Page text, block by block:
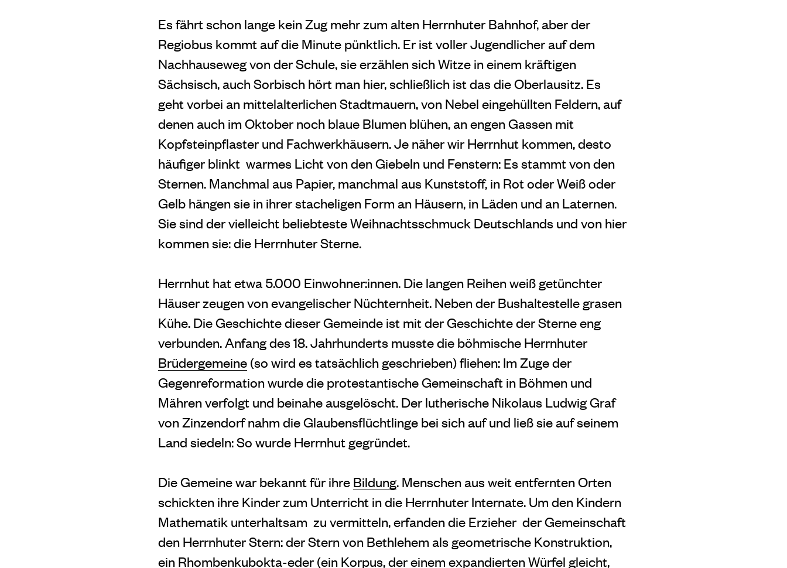
Es fährt schon lange kein Zug mehr zum alten Herrnhuter Bahnhof, aber der
Regiobus kommt auf die Minute pünktlich. Er ist voller Jugendlicher auf dem
Nachhauseweg von der Schule, sie erzählen sich Witze in einem kräftigen
Sächsisch, auch Sorbisch hört man hier, schließlich ist das die Oberlausitz. Es
geht vorbei an mittelalterlichen Stadtmauern, von Nebel eingehüllten Feldern, auf
denen auch im Oktober noch blaue Blumen blühen, an engen Gassen mit
Kopfsteinpflaster und Fachwerkhäusern. Je näher wir Herrnhut kommen, desto
häufiger blinkt warmes Licht von den Giebeln und Fenstern: Es stammt von den
Sternen. Manchmal aus Papier, manchmal aus Kunststoff, in Rot oder Weiß oder
Gelb hängen sie in ihrer stacheligen Form an Häusern, in Läden und an Laternen.
Sie sind der vielleicht beliebteste Weihnachtsschmuck Deutschlands und von hier
kommen sie: die Herrnhuter Sterne.
Herrnhut hat etwa 5.000 Einwohner:innen. Die langen Reihen weiß getünchter
Häuser zeugen von evangelischer Nüchternheit. Neben der Bushaltestelle grasen
Kühe. Die Geschichte dieser Gemeinde ist mit der Geschichte der Sterne eng
verbunden. Anfang des 18. Jahrhunderts musste die böhmische Herrnhuter
Brüdergemeine (so wird es tatsächlich geschrieben) fliehen: Im Zuge der
Gegenreformation wurde die protestantische Gemeinschaft in Böhmen und
Mähren verfolgt und beinahe ausgelöscht. Der lutherische Nikolaus Ludwig Graf
von Zinzendorf nahm die Glaubensflüchtlinge bei sich auf und ließ sie auf seinem
Land siedeln: So wurde Herrnhut gegründet.
Die Gemeine war bekannt für ihre Bildung. Menschen aus weit entfernten Orten
schickten ihre Kinder zum Unterricht in die Herrnhuter Internate. Um den Kindern
Mathematik unterhaltsam zu vermitteln, erfanden die Erzieher der Gemeinschaft
den Herrnhuter Stern: der Stern von Bethlehem als geometrische Konstruktion,
ein Rhombenkubokta-eder (ein Korpus, der einem expandierten Würfel gleicht,